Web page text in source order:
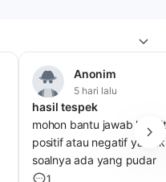
Anonim
5 hari lalu
hasil tespek
mohon bantu jawab kak,
positif atau negatif ya kak
soalnya ada yang pudar
1